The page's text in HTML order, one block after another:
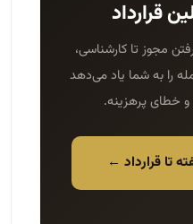
مجوز تا کارشناسی،
را به شما یاد می‌دهد
و خطای پرهزینه.